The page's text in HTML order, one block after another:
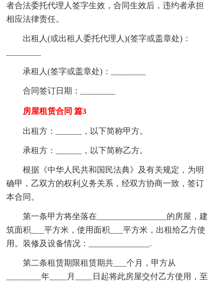
者合法委托代理人签字生效，合同生效后，违约者承担
相应法律责任。
出租人(或出租人委托代理人)(签字或盖章处)：
承租人(签字或盖章处)：________
合同签订日期：________
房屋租赁合同 篇3
出租方：______，以下简称甲方。
承租方：______，以下简称乙方。
根据《中华人民共和国民法典》及有关规定，为明
确甲，乙双方的权利义务关系，经双方协商一致，签订
本合同。
第一条甲方将坐落在________________的房屋，建
筑面积___平方米，使用面积___平方米，出租给乙方使
用。装修及设备情况：______________.
第二条租赁期限租赁期共___个月，甲方从
________年____月____日起将此房屋交付乙方使用，至